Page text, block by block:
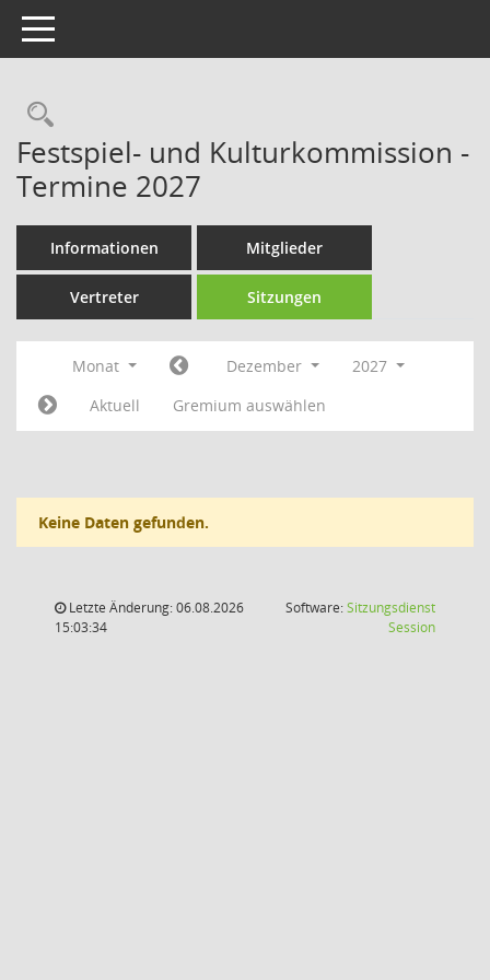
Toggle navigation
Rechercheauswahl
Festspiel- und Kulturkommission -
Termine 2027
Informationen Mitglieder
Vertreter Sitzungen
Monat Dezember
2027
Aktuell
Gremium auswählen
Keine Daten gefunden.
Letzte Änderung: 06.08.2026
15:03:34
Software:Sitzungsdienst
Session(Wird in